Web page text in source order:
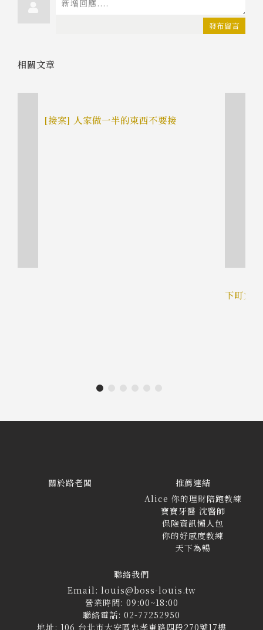
發布留言
相關文章
[接案] 人家做一半的東西不要接
下町火
關於路老闆
推薦連結
Alice 你的理財陪跑教練
寶寶牙醫 沈醫師
保險資訊懶人包
你的好感度教練
天下為暢
聯絡我們
Email: louis@boss-louis.tw
營業時間: 09:00~18:00
聯絡電話: 02-77252950
地址: 106 台北市大安區忠孝東路四段270號17樓